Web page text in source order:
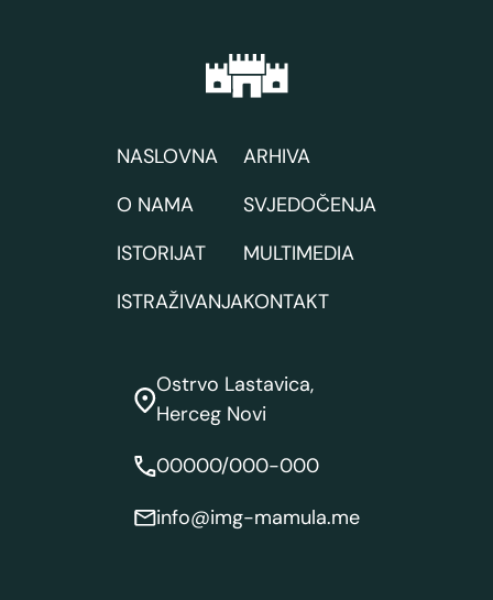
NASLOVNA
O NAMA
ISTORIJAT
ISTRAŽIVANJA
ARHIVA
SVJEDOČENJA
MULTIMEDIA
KONTAKT
Ostrvo Lastavica,
Herceg Novi
00000/000-000
info@img-mamula.me